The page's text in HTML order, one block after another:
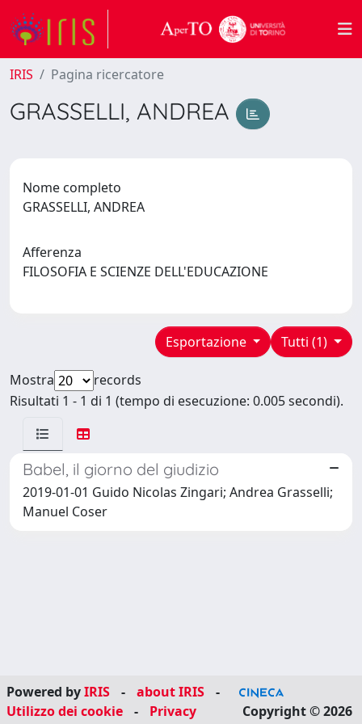
IRIS Pagina ricercatore
GRASSELLI, ANDREA
Nome completo
GRASSELLI, ANDREA
Afferenza
FILOSOFIA E SCIENZE DELL'EDUCAZIONE
Tutti (1)
Esportazione
Mostra
records
Risultati 1 - 1 di 1 (tempo di esecuzione: 0.005 secondi).
Babel, il giorno del giudizio
2019-01-01 Guido Nicolas Zingari; Andrea Grasselli;
Manuel Coser
Powered byIRIS - about IRIS
-
Utilizzo dei cookie
- Privacy Copyright © 2026